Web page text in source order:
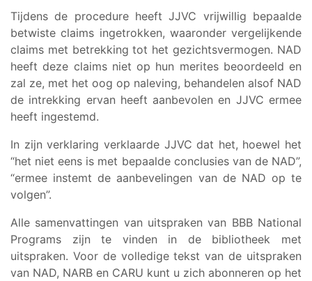
Tijdens de procedure heeft JJVC vrijwillig bepaalde
betwiste claims ingetrokken, waaronder vergelijkende
claims met betrekking tot het gezichtsvermogen. NAD
heeft deze claims niet op hun merites beoordeeld en
zal ze, met het oog op naleving, behandelen alsof NAD
de intrekking ervan heeft aanbevolen en JJVC ermee
heeft ingestemd.
In zijn verklaring verklaarde JJVC dat het, hoewel het
“het niet eens is met bepaalde conclusies van de NAD”,
“ermee instemt de aanbevelingen van de NAD op te
volgen”.
Alle samenvattingen van uitspraken van BBB National
Programs zijn te vinden in de bibliotheek met
uitspraken. Voor de volledige tekst van de uitspraken
van NAD, NARB en CARU kunt u zich abonneren op het